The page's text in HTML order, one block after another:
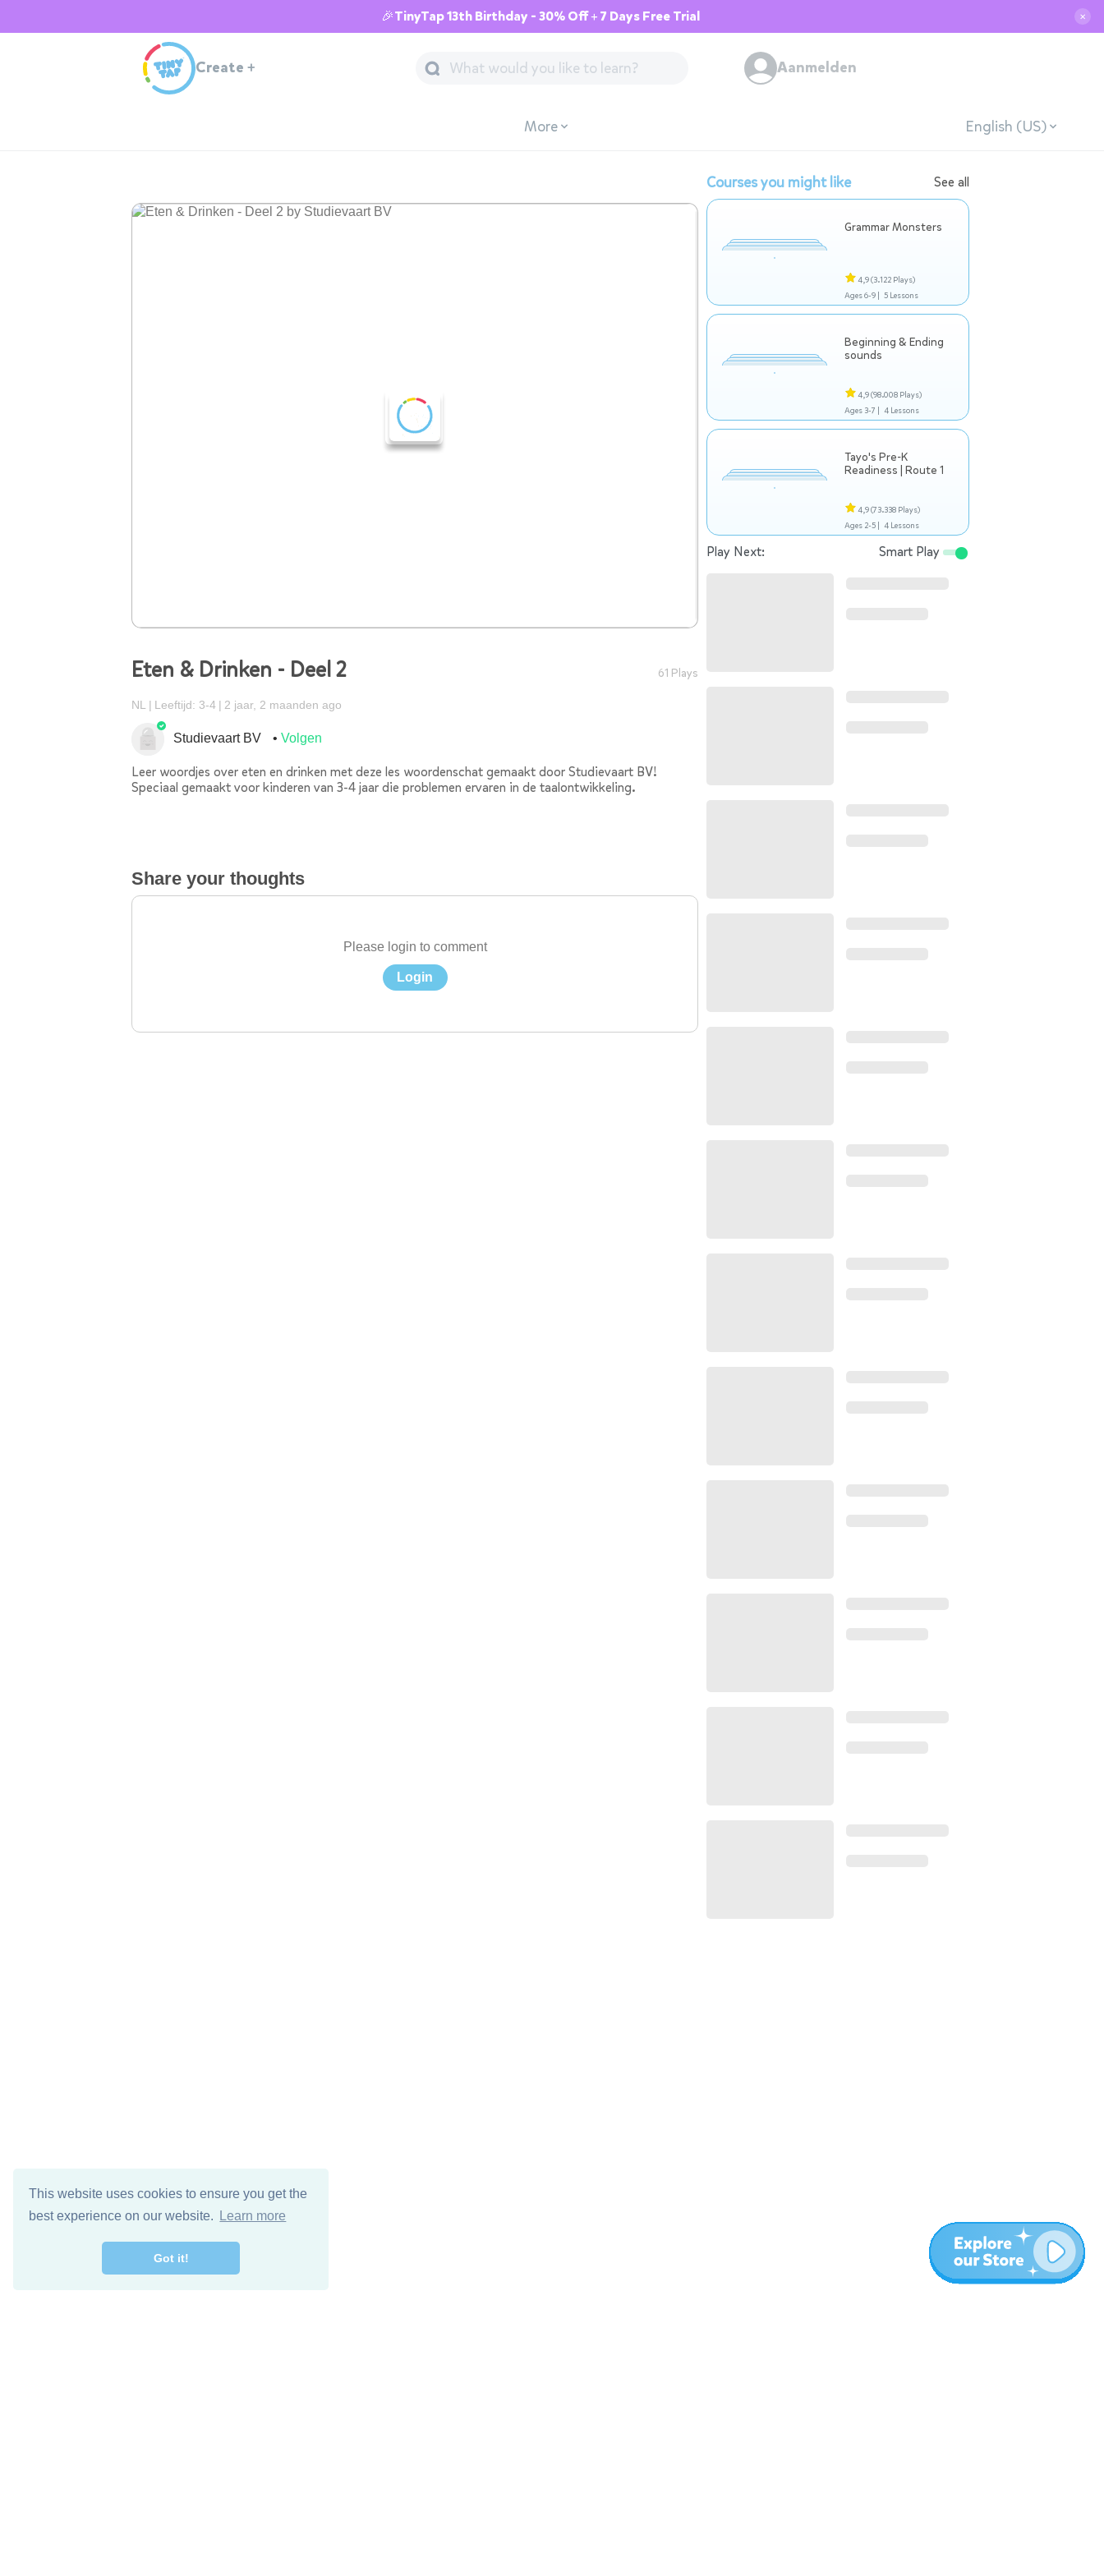
This website uses cookies to ensure you get the
best experience on our website.
Learn more
Got it!
🎉TinyTap 13th Birthday - 30% Off + 7 Days Free Trial ✕
Create + Aanmelden
More English (US)
Eten & Drinken - Deel 2 61 Plays
NL Leeftijd: 3-4 2 jaar, 2 maanden ago
Studievaart BV Volgen
Leer woordjes over eten en drinken met deze les woordenschat gemaakt door Studievaart BV!
Speciaal gemaakt voor kinderen van 3-4 jaar die problemen ervaren in de taalontwikkeling.
Share your thoughts
Please login to comment
Login
Courses you might like See all
Grammar Monsters
4,9(3.122 Plays)
Ages 6-9 | 5 Lessons
Beginning & Ending
sounds
4,9(98.008 Plays)
Ages 3-7 | 4 Lessons
Tayo's Pre-K
Readiness | Route 1
4,9(73.338 Plays)
Ages 2-5 | 4 Lessons
Play Next: Smart Play